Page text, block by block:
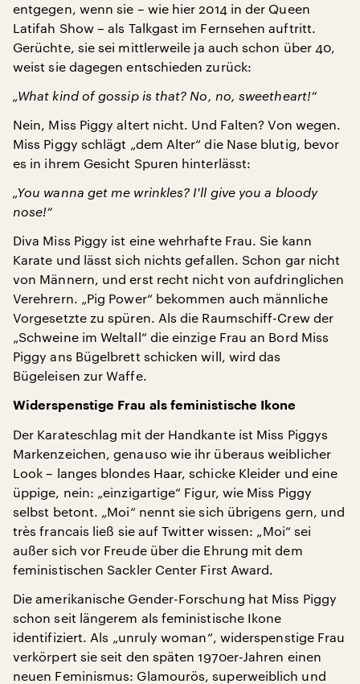
entgegen, wenn sie – wie hier 2014 in der Queen
Latifah Show – als Talkgast im Fernsehen auftritt.
Gerüchte, sie sei mittlerweile ja auch schon über 40,
weist sie dagegen entschieden zurück:
„What kind of gossip is that? No, no, sweetheart!“
Nein, Miss Piggy altert nicht. Und Falten? Von wegen.
Miss Piggy schlägt „dem Alter“ die Nase blutig, bevor
es in ihrem Gesicht Spuren hinterlässt:
„You wanna get me wrinkles? I'll give you a bloody
nose!“
Diva Miss Piggy ist eine wehrhafte Frau. Sie kann
Karate und lässt sich nichts gefallen. Schon gar nicht
von Männern, und erst recht nicht von aufdringlichen
Verehrern. „Pig Power“ bekommen auch männliche
Vorgesetzte zu spüren. Als die Raumschiff-Crew der
„Schweine im Weltall“ die einzige Frau an Bord Miss
Piggy ans Bügelbrett schicken will, wird das
Bügeleisen zur Waffe.
Widerspenstige Frau als feministische Ikone
Der Karateschlag mit der Handkante ist Miss Piggys
Markenzeichen, genauso wie ihr überaus weiblicher
Look – langes blondes Haar, schicke Kleider und eine
üppige, nein: „einzigartige“ Figur, wie Miss Piggy
selbst betont. „Moi“ nennt sie sich übrigens gern, und
très francais ließ sie auf Twitter wissen: „Moi“ sei
außer sich vor Freude über die Ehrung mit dem
feministischen Sackler Center First Award.
Die amerikanische Gender-Forschung hat Miss Piggy
schon seit längerem als feministische Ikone
identifiziert. Als „unruly woman“, widerspenstige Frau
verkörpert sie seit den späten 1970er-Jahren einen
neuen Feminismus: Glamourös, superweiblich und